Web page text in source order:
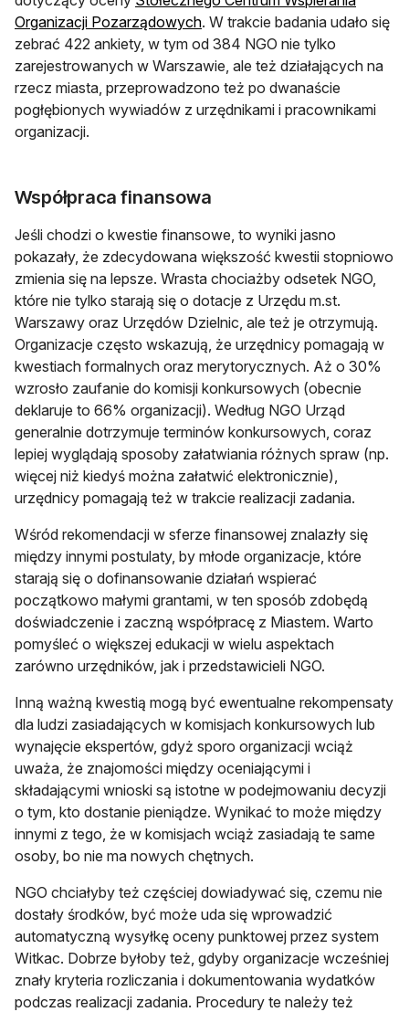
Organizacji Pozarządowychotwiera się w nowej karcie
. W trakcie badania udało się
zebrać 422 ankiety, w tym od 384 NGO nie tylko
zarejestrowanych w Warszawie, ale też działających na
rzecz miasta, przeprowadzono też po dwanaście
pogłębionych wywiadów z urzędnikami i pracownikami
organizacji.
Współpraca finansowa
Jeśli chodzi o kwestie finansowe, to wyniki jasno
pokazały, że zdecydowana większość kwestii stopniowo
zmienia się na lepsze. Wrasta chociażby odsetek NGO,
które nie tylko starają się o dotacje z Urzędu m.st.
Warszawy oraz Urzędów Dzielnic, ale też je otrzymują.
Organizacje często wskazują, że urzędnicy pomagają w
kwestiach formalnych oraz merytorycznych. Aż o 30%
wzrosło zaufanie do komisji konkursowych (obecnie
deklaruje to 66% organizacji). Według NGO Urząd
generalnie dotrzymuje terminów konkursowych, coraz
lepiej wyglądają sposoby załatwiania różnych spraw (np.
więcej niż kiedyś można załatwić elektronicznie),
urzędnicy pomagają też w trakcie realizacji zadania.
Wśród rekomendacji w sferze finansowej znalazły się
między innymi postulaty, by młode organizacje, które
starają się o dofinansowanie działań wspierać
początkowo małymi grantami, w ten sposób zdobędą
doświadczenie i zaczną współpracę z Miastem. Warto
pomyśleć o większej edukacji w wielu aspektach
zarówno urzędników, jak i przedstawicieli NGO.
Inną ważną kwestią mogą być ewentualne rekompensaty
dla ludzi zasiadających w komisjach konkursowych lub
wynajęcie ekspertów, gdyż sporo organizacji wciąż
uważa, że znajomości między oceniającymi i
składającymi wnioski są istotne w podejmowaniu decyzji
o tym, kto dostanie pieniądze. Wynikać to może między
innymi z tego, że w komisjach wciąż zasiadają te same
osoby, bo nie ma nowych chętnych.
NGO chciałyby też częściej dowiadywać się, czemu nie
dostały środków, być może uda się wprowadzić
automatyczną wysyłkę oceny punktowej przez system
Witkac. Dobrze byłoby też, gdyby organizacje wcześniej
znały kryteria rozliczania i dokumentowania wydatków
podczas realizacji zadania. Procedury te należy też